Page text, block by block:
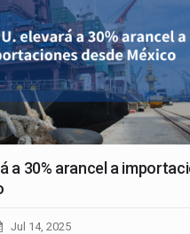
a 30% arancel a
Jul 14, 2025